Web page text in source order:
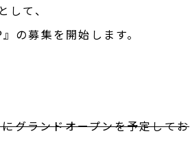
て、
の募集を開始します。
グランドオープンを予定してお